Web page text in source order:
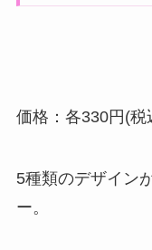
価格：各330円(税
5種類のデザイン
ー。